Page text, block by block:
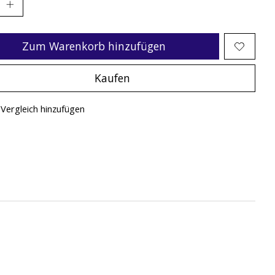
Zum Warenkorb hinzufügen
Kaufen
hinzufügen